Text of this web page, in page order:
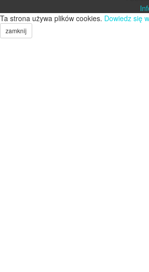
Ta strona używa plików cookies. Dowiedz się
zamknij